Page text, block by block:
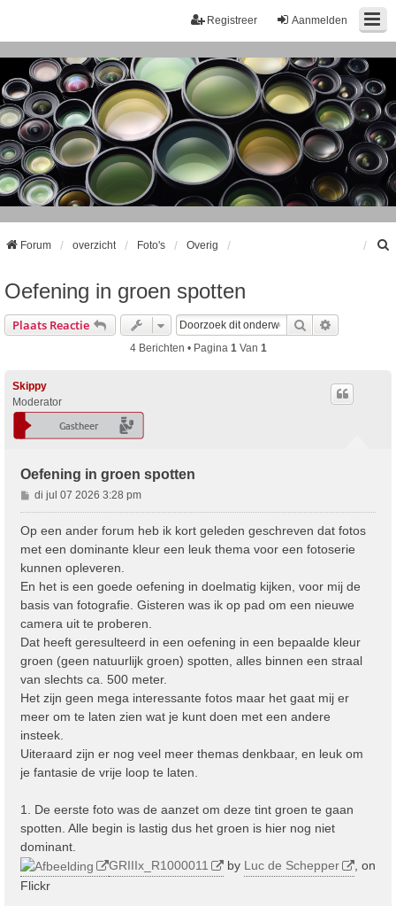
Aanmelden
Registreer
Forum overzicht Foto's Overig
Oefening in groen spotten
Plaats Reactie Zoek
4 Berichten • Pagina 1 Van 1
Skippy
Moderator
Oefening in groen spotten
B
e
r
h
t
di jul 07 2026 3:28 pm
Op een ander forum heb ik kort geleden geschreven dat fotos
met een dominante kleur een leuk thema voor een fotoserie
kunnen opleveren.
En het is een goede oefening in doelmatig kijken, voor mij de
basis van fotografie. Gisteren was ik op pad om een nieuwe
camera uit te proberen.
Dat heeft geresulteerd in een oefening in een bepaalde kleur
groen (geen natuurlijk groen) spotten, alles binnen een straal
van slechts ca. 500 meter.
Het zijn geen mega interessante fotos maar het gaat mij er
meer om te laten zien wat je kunt doen met een andere
insteek.
Uiteraard zijn er nog veel meer themas denkbaar, en leuk om
je fantasie de vrije loop te laten.
1. De eerste foto was de aanzet om deze tint groen te gaan
spotten. Alle begin is lastig dus het groen is hier nog niet
dominant.
GRIIIx_R1000011
by Luc de Schepper
, on
Flickr